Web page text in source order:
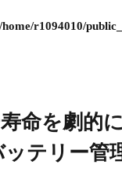
/home/r1094010/
命を劇的
テリー管